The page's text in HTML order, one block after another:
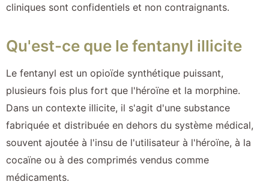
cliniques sont confidentiels et non contraignants.
Qu'est-ce que le fentanyl illicite
Le fentanyl est un opioïde synthétique puissant,
plusieurs fois plus fort que l'héroïne et la morphine.
Dans un contexte illicite, il s'agit d'une substance
fabriquée et distribuée en dehors du système médical,
souvent ajoutée à l'insu de l'utilisateur à l'héroïne, à la
cocaïne ou à des comprimés vendus comme
médicaments.